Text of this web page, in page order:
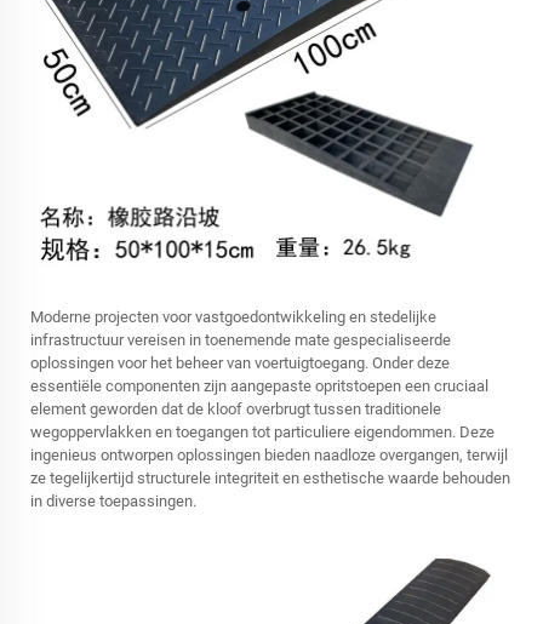
Moderne projecten voor vastgoedontwikkeling en stedelijke
infrastructuur vereisen in toenemende mate gespecialiseerde
oplossingen voor het beheer van voertuigtoegang. Onder deze
essentiële componenten zijn aangepaste opritstoepen een cruciaal
element geworden dat de kloof overbrugt tussen traditionele
wegoppervlakken en toegangen tot particuliere eigendommen. Deze
ingenieus ontworpen oplossingen bieden naadloze overgangen, terwijl
ze tegelijkertijd structurele integriteit en esthetische waarde behouden
in diverse toepassingen.